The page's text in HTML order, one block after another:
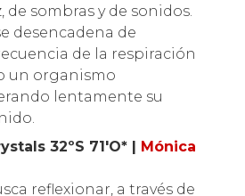
de sombras y de sonidos.
desencadena de
de la respiración
un organismo
lentamente su
32ºS 71′O* |
Mónica
reflexionar, a través de